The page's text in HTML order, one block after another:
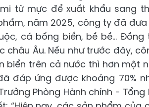
từ mực để xuất khẩu sang
năm 2025, công ty đã
cá bống biển, bề bề... Đồng
châu Âu. Nếu như trước đây,
biển trên cả nước thì hơn một
đáp ứng được khoảng 70%
Phòng Hành chính - Tổng